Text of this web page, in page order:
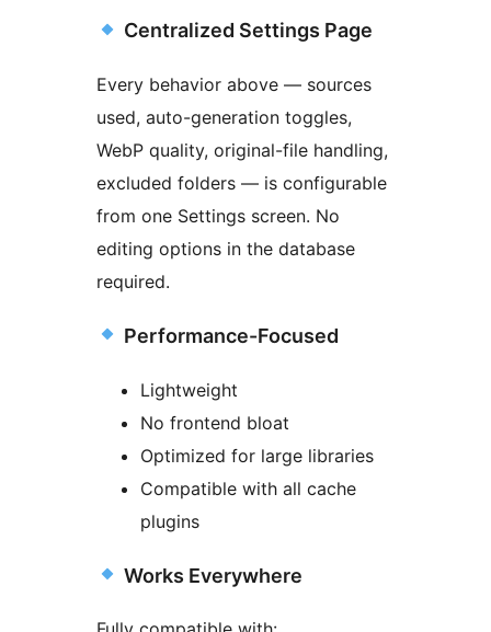
Centralized Settings Page
Every behavior above — sources
used, auto-generation toggles,
WebP quality, original-file handling,
excluded folders — is configurable
from one Settings screen. No
editing options in the database
required.
Performance-Focused
Lightweight
No frontend bloat
Optimized for large libraries
Compatible with all cache
plugins
Works Everywhere